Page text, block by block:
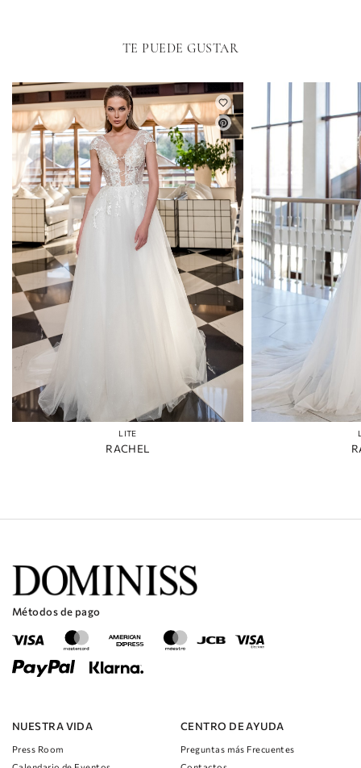
TE PUEDE GUSTAR
LITE
RACHEL
NUESTRA VIDA
Press Room
CENTRO DE AYUDA
Preguntas más Frecuentes
Métodos de pago